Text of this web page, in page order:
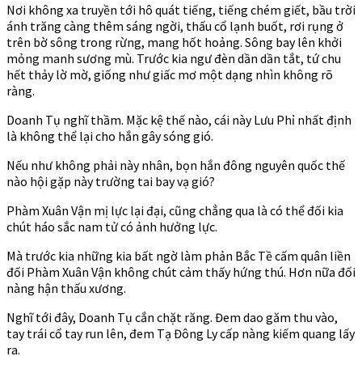
Nơi không xa truyền tới hô quát tiếng, tiếng chém giết, bầu trời
ánh trăng càng thêm sáng ngời, thấu cổ lạnh buốt, rơi rụng ở
trên bờ sông trong rừng, mang hốt hoảng. Sông bay lên khởi
mỏng manh sương mù. Trước kia ngư đèn dần dần tắt, tứ chu
hết thảy lờ mờ, giống như giấc mơ một dạng nhìn không rõ
ràng.
Doanh Tụ nghĩ thầm. Mặc kệ thế nào, cái này Lưu Phỉ nhất định
là không thể lại cho hắn gây sóng gió.
Nếu như không phải này nhân, bọn hắn đông nguyên quốc thế
nào hội gặp này trường tai bay vạ gió?
Phàm Xuân Vận mị lực lại đại, cũng chẳng qua là có thể đối kia
chút háo sắc nam tử có ảnh hưởng lực.
Mà trước kia những kia bất ngờ làm phản Bắc Tề cấm quân liền
đối Phàm Xuân Vận không chút cảm thấy hứng thú. Hơn nữa đối
nàng hận thấu xương.
Nghĩ tới đây, Doanh Tụ cắn chặt răng. Đem dao găm thu vào,
tay trái cổ tay run lên, đem Tạ Đông Ly cấp nàng kiếm quang lấy
ra.